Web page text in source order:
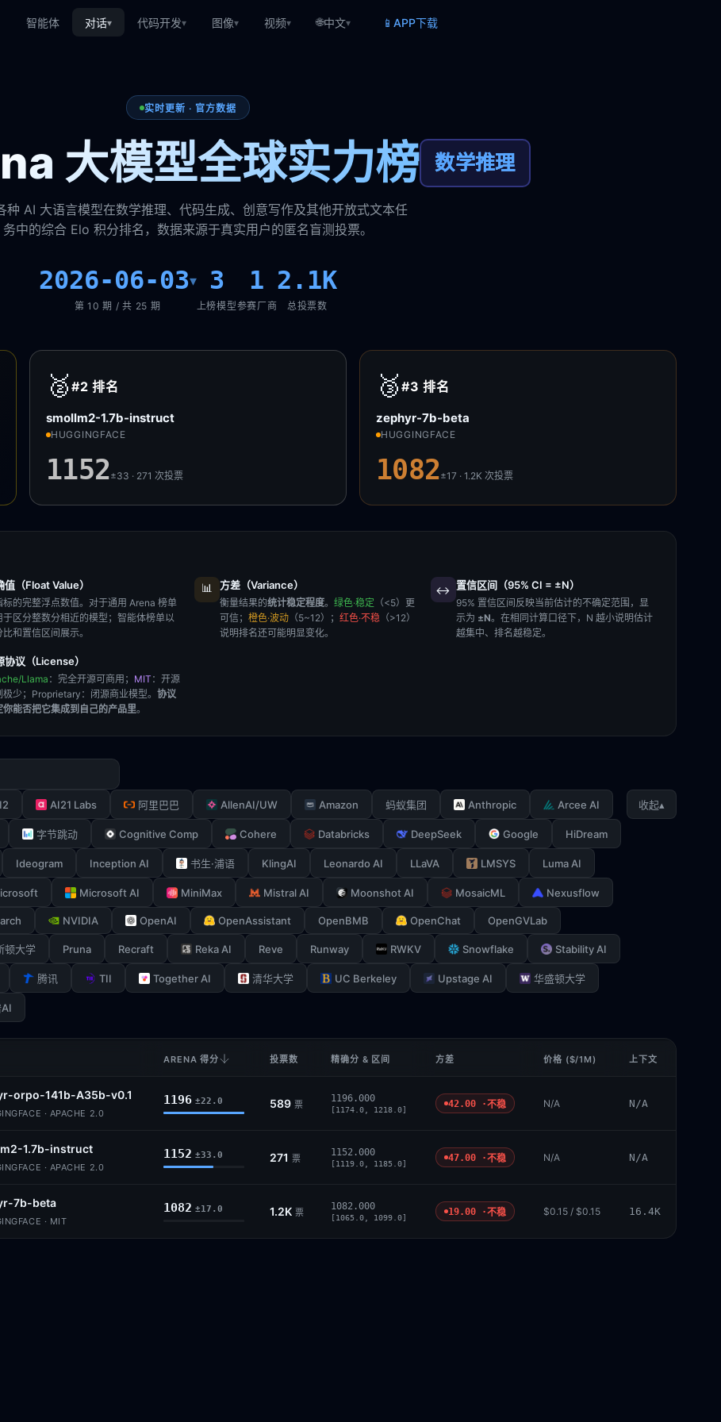
智能体 对话▾ 代码开发▾ 图像▾ 视频▾ 🌐中文▾ 📱 APP下载
实时更新 · 官方数据
大模型全球实力榜 数学推理
种 AI 大语言模型在数学推理、代码生成、创意写作及其他开放式文本任
务中的综合 Elo 积分排名，数据来源于真实用户的匿名盲测投票。
2026-06-03▾
第 10 期 / 共 25 期
3
上榜模型
1
参赛厂商
2.1K
总投票数
🥈 #2排名
smollm2-1.7b-instruct
HUGGINGFACE
1152±33 · 271次投票
🥉 #3排名
zephyr-7b-beta
HUGGINGFACE
1082±17 · 1.2K次投票
值（Float Value）
标的完整浮点数值。对于通用 Arena 榜单
于区分整数分相近的模型；智能体榜单以
和置信区间展示。
📊 方差（Variance）
衡量结果的统计稳定程度。 绿色·稳定 （<5）更
可信； 橙色·波动 （5~12）； 红色·不稳 （>12）
说明排名还可能明显变化。
↔️ 置信区间（95% CI = ±N）
95% 置信区间反映当前估计的不确定范围，显
示为 ±N。在相同计算口径下，N 越小说明估计
越集中、排名越稳定。
协议（License）
Llama：完全开源可商用； MIT ：开源
少； Proprietary ：闭源商业模型。 协议
你能否把它集成到自己的产品里。
AI21 Labs 阿里巴巴 AllenAI/UW Amazon 蚂蚁集团 Anthropic Arcee AI
字节跳动 Cognitive Comp Cohere Databricks DeepSeek Google HiDream
Ideogram Inception AI 书生·浦语 KlingAI Leonardo AI LLaVA LMSYS Luma AI
Microsoft AI MiniMax Mistral AI Moonshot AI MosaicML Nexusflow
NVIDIA OpenAI OpenAssistant OpenBMB OpenChat OpenGVLab
顿大学 Pruna Recraft Reka AI Reve Runway RWKV Snowflake Stability AI
腾讯 TII Together AI 清华大学 UC Berkeley Upstage AI 华盛顿大学
收起▴
ARENA 得分 投票数 精确分 & 区间 方差 价格 ($/1M) 上下文
orpo-141b-A35b-v0.1
· APACHE 2.0
1196 ±22.0 589 票
1196.000
[1174.0, 1218.0]
42.00 ·不稳 N/A N/A
1.7b-instruct
· APACHE 2.0
1152 ±33.0 271 票
1152.000
[1119.0, 1185.0]
47.00 ·不稳 N/A N/A
7b-beta
· MIT
1082 ±17.0 1.2K 票
1082.000
[1065.0, 1099.0]
19.00 ·不稳 $0.15 / $0.15 16.4K